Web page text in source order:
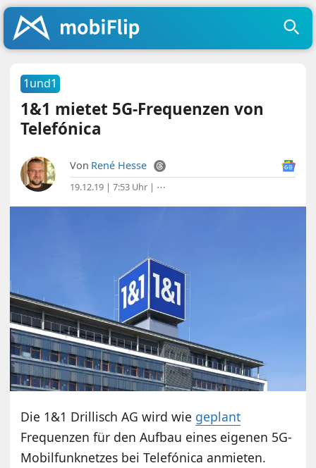
1und1
1&1 mietet 5G-Frequenzen von
Telefónica
Von René Hesse
19.12.19 | 7:53 Uhr | ⋯
Die 1&1 Drillisch AG wird wie geplant
Frequenzen für den Aufbau eines eigenen 5G-
Mobilfunknetzes bei Telefónica anmieten.